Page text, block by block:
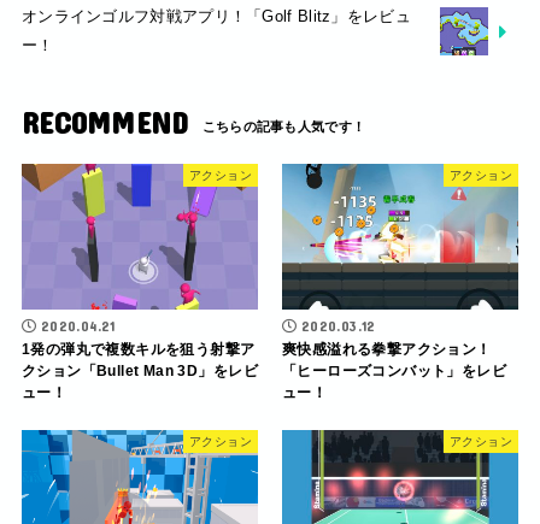
オンラインゴルフ対戦アプリ！「Golf Blitz」をレビュ
ー！
RECOMMEND
アクション
2020.04.21
1発の弾丸で複数キルを狙う射撃ア
クション「Bullet Man 3D」をレビ
ュー！
アクション
2020.03.12
爽快感溢れる拳撃アクション！
「ヒーローズコンバット」をレビ
ュー！
アクション アクション